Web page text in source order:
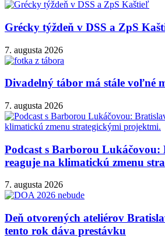
Grécky týždeň v DSS a ZpS
7. augusta 2026
Divadelný tábor má stále voľné
7. augusta 2026
Podcast s Barborou
reaguje na klimatickú zmenu
7. augusta 2026
Deň otvorených ateliérov
tento rok dáva prestávku